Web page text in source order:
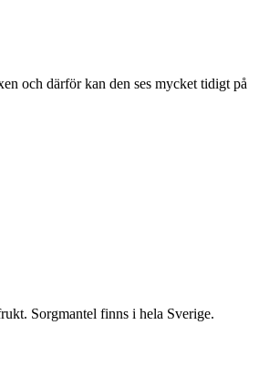
och därför kan den ses mycket tidigt på
Sorgmantel finns i hela Sverige.